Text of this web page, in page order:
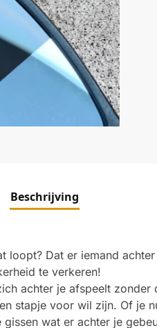
Beschrijving
loopt? Dat er iemand
te verkeren!
achter je afspeelt
stapje voor wil zijn. Of je
wat er achter je